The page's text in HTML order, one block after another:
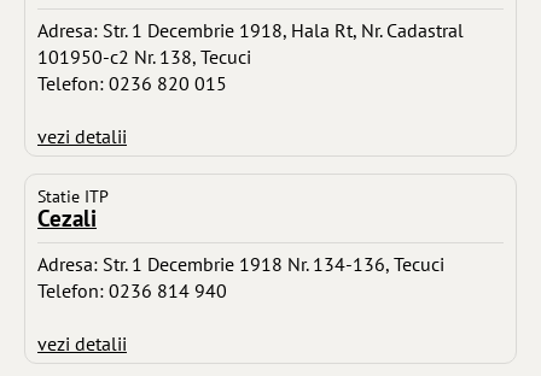
Adresa: Str. 1 Decembrie 1918, Hala Rt, Nr. Cadastral
101950-c2 Nr. 138, Tecuci
Telefon: 0236 820 015
vezi detalii
Statie ITP
Cezali
Adresa: Str. 1 Decembrie 1918 Nr. 134-136, Tecuci
Telefon: 0236 814 940
vezi detalii